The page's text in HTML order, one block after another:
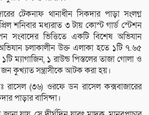
টেকনাফ থানাধীন সিকদার পাড়া সংলগ্ন
শনিবার মধ্যরাত ৩ টায় কোস্ট গার্ড স্টেশন
সংবাদের ভিত্তিতে একটি বিশেষ অভিযান
চলাকালীন উক্ত এলাকা হতে ১টি ৭.৬৫
ম্যাগাজিন, ১ রাউন্ড পিস্তলের তাজা গোলা ও
জন কুখ্যাত সন্ত্রাসীকে আটক করা হয়।
রাসেল (৩৬) ওরফে ডন রাসেল কক্সবাজারের
পাড়ার বাসিন্দা।